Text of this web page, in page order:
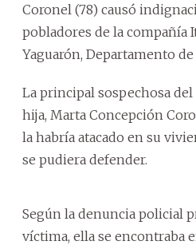
Coronel (78) causó
pobladores de la compañía
Yaguarón, Departamento de
La principal sospechosa del
hija, Marta Concepción
la habría atacado en su
se pudiera defender.
Según la denuncia policial
víctima, ella se encontraba